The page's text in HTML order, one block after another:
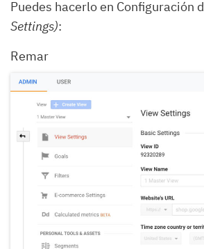
Puedes hacerlo en Configuración
Settings):
Remar